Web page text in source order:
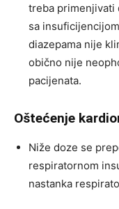
treba primenjivati
sa
diazepama nije
obično nije
pacijenata.
Oštećenje
Niže doze se
respiratornom
nastanka